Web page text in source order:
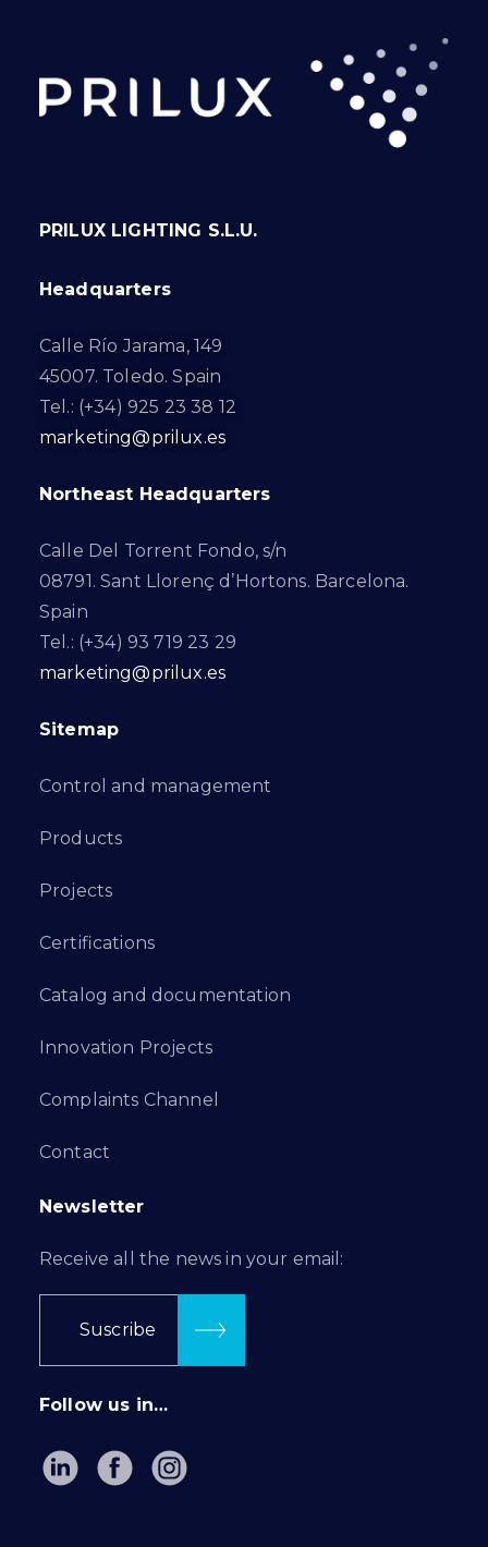
PRILUX LIGHTING S.L.U.
Headquarters
Calle Río Jarama, 149
45007. Toledo. Spain
Tel.: (+34) 925 23 38 12
marketing@prilux.es
Northeast Headquarters
Calle Del Torrent Fondo, s/n
08791. Sant Llorenç d’Hortons. Barcelona.
Spain
Tel.: (+34) 93 719 23 29
marketing@prilux.es
Sitemap
Control and management
Products
Projects
Certifications
Catalog and documentation
Innovation Projects
Complaints Channel
Contact
Newsletter
Receive all the news in your email:
Suscribe
Follow us in…